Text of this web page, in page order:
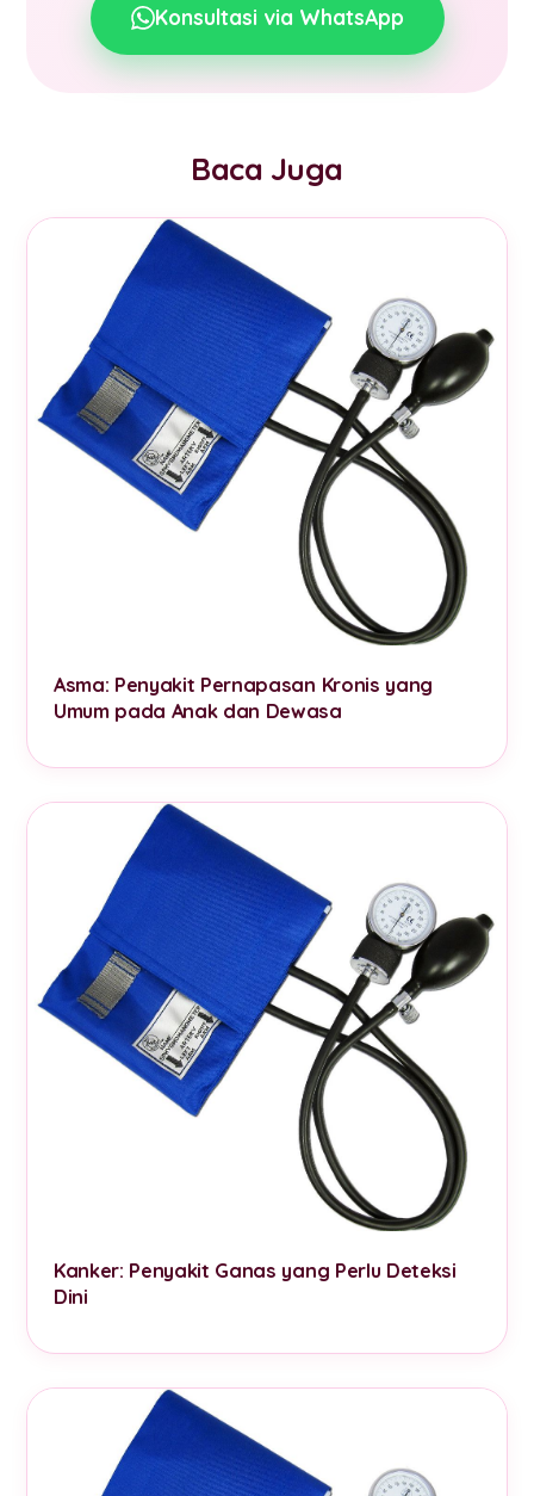
Konsultasi via WhatsApp
Baca Juga
Asma: Penyakit Pernapasan Kronis yang
Umum pada Anak dan Dewasa
Kanker: Penyakit Ganas yang Perlu Deteksi
Dini